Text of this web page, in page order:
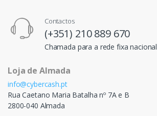
Contactos
(+351) 210 889 670
Chamada para a rede fixa nacional
Loja de Almada
info@cybercash.pt
Rua Caetano Maria Batalha nº 7A e B
2800-040 Almada